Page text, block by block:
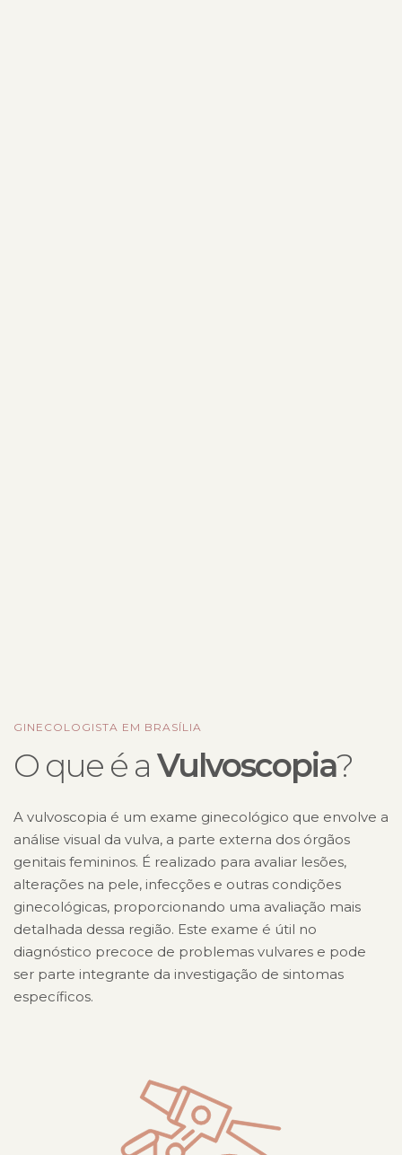
GINECOLOGISTA EM BRASÍLIA
O que é a Vulvoscopia?
A vulvoscopia é um exame ginecológico que envolve a
análise visual da vulva, a parte externa dos órgãos
genitais femininos. É realizado para avaliar lesões,
alterações na pele, infecções e outras condições
ginecológicas, proporcionando uma avaliação mais
detalhada dessa região. Este exame é útil no
diagnóstico precoce de problemas vulvares e pode
ser parte integrante da investigação de sintomas
específicos.